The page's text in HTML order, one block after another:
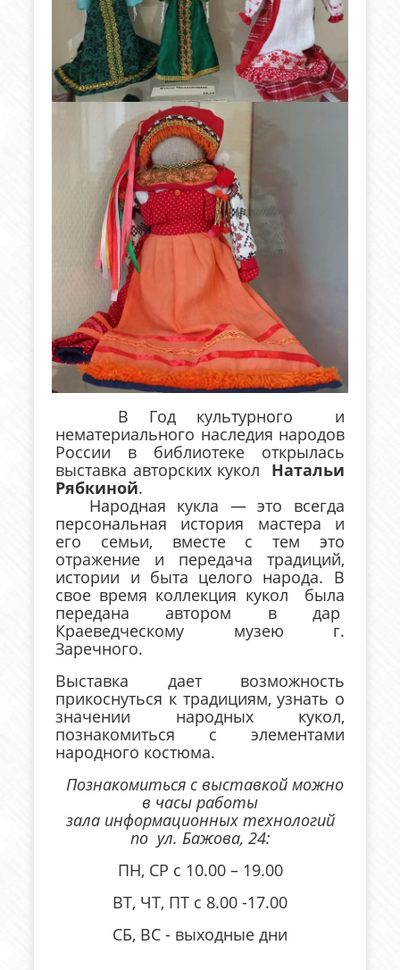
В Год культурного и
нематериального наследия народов
России в библиотеке открылась
выставка авторских кукол Натальи
Рябкиной.
Народная кукла — это всегда
персональная история мастера и
его семьи, вместе с тем это
отражение и передача традиций,
истории и быта целого народа. В
свое время коллекция кукол была
передана автором в дар
Краеведческому музею г.
Заречного.
Выставка дает возможность
прикоснуться к традициям, узнать о
значении народных кукол,
познакомиться с элементами
народного костюма.
Познакомиться с выставкой можно
в часы работы
зала информационных технологий
по ул. Бажова, 24:
ПН, СР с 10.00 – 19.00
ВТ, ЧТ, ПТ с 8.00 -17.00
СБ, ВС - выходные дни